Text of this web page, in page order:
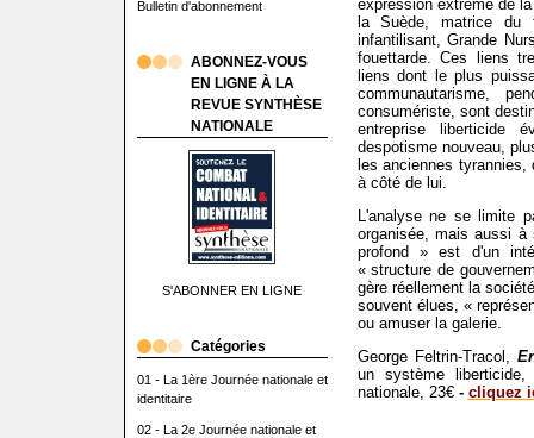
Bulletin d'abonnement
ABONNEZ-VOUS
EN LIGNE À LA
REVUE SYNTHÈSE
NATIONALE
S'ABONNER EN LIGNE
Catégories
01 - La 1ère Journée nationale et
identitaire
02 - La 2e Journée nationale et
expression extrême de
la Suède, matrice du
infantilisant, Grande
fouettarde. Ces liens
liens dont le plus
communautarisme,
consumériste, sont
entreprise liberticide
despotisme nouveau,
les anciennes
à côté de lui.
L'analyse ne se limite
organisée, mais aussi
profond » est d'un
« structure de
gère réellement la
souvent élues, «
ou amuser la galerie.
George Feltrin-Tracol,
un système
nationale, 23€- cliquez